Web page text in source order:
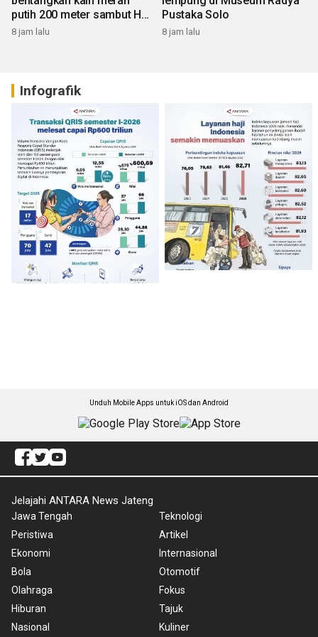
putih 200 meter sambut HUT
RI
8 jam lalu
Pustaka Solo
8 jam lalu
Infografik
Unduh Mobile Apps untuk iOS dan Android
Jelajahi ANTARA News Jateng
Jawa Tengah
Peristiwa
Ekonomi
Bola
Olahraga
Hiburan
Nasional
Teknologi
Artikel
Internasional
Otomotif
Fokus
Tajuk
Kuliner